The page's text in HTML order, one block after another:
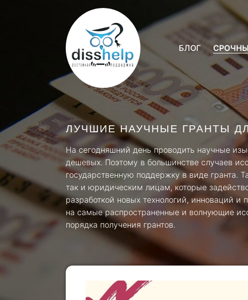
БЛОГ
ЛУЧШИЕ НАУЧНЫЕ ГРАНТЫ
На сегодняшний день проводить научные
дешевых. Поэтому в большинстве случаев
государственную поддержку в виде гранта.
так и юридическим лицам, которые
разработкой новых технологий, инноваций и
на самые распространенные и волнующие
порядка получения грантов.